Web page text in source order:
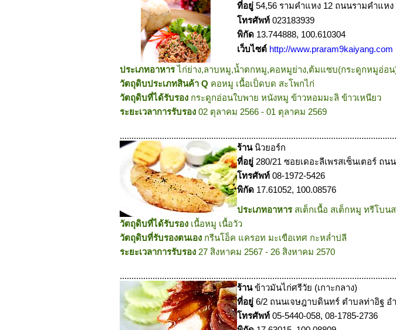
ที่อยู่ 54,56 รามคำแหง 12 ถนนรามคำแห
โทรศัพท์ 023183939
พิกัด 13.744888, 100.610304
เว็บไซต์ http://www.praram9kaiyang.com
ประเภทอาหารไก่ย่าง,ลาบหมู,น้ำตกหมู,คอหมูย่าง,ต้มแซบ(กระดูกหมูอ่อ
วัตถุดิบประเภทสินค้า Q คอหมู เนื้อเป็ดบด สะโพกไก่
วัตถุดิบที่ได้รับรอง กระดูกอ่อนใบพาย หนังหมู ข้าวหอมมะลิ ข้าวเหนียว
ระยะเวลาการรับรอง 02 ตุลาคม 2566 - 01 ตุลาคม 2569
ร้านนิวยอร์ก
ที่อยู่ 280/21 ซอยเดอะลีเพรสเซ็นเตอร์ ถ
โทรศัพท์ 08-1972-5426
พิกัด 17.61052, 100.08576
ประเภทอาหาร สเต็กเนื้อ สเต็กหมู ทรีโบน
วัตถุดิบที่ได้รับรอง เนื้อหมู เนื้อวัว
วัตถุดิบที่รับรองตนเอง กรีนโอ็ค แครอท มะเขือเทศ กะหล่ำปลี
ระยะเวลาการรับรอง 27 สิงหาคม 2567 - 26 สิงหาคม 2570
ร้านข้าวมันไก่ศรีวัย (เกาะกลาง)
ที่อยู่ 6/2 ถนนเจษฎาบดินทร์ ตำบลท่าอิฐ อ
โทรศัพท์ 05-5440-058, 08-1785-2736